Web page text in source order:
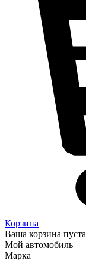
Корзина
Ваша корзина пуста
Мой автомобиль
Марка